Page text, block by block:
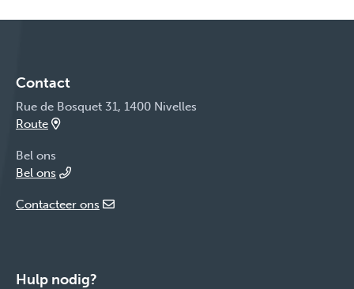
Contact
Rue de Bosquet 31, 1400 Nivelles
Route
Bel ons
Bel ons
Contacteer ons
Hulp nodig?